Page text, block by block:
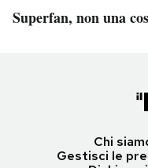
Superfan, non una
Chi
Gestisci le